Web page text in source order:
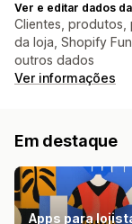
Ver e editar dados
Clientes, produtos,
da loja, Shopify
outros dados
Ver informações
Em destaque
Apps para